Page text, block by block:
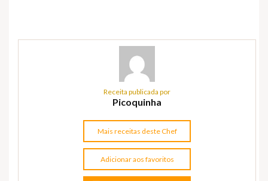
Receita publicada por
Picoquinha
Mais receitas deste Chef
Adicionar aos favoritos